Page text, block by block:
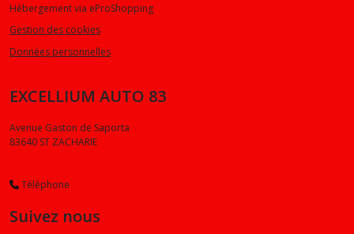
Hébergement via eProShopping
Gestion des cookies
Données personnelles
EXCELLIUM AUTO 83
Avenue Gaston de Saporta
83640 ST ZACHARIE
Téléphone
Suivez nous